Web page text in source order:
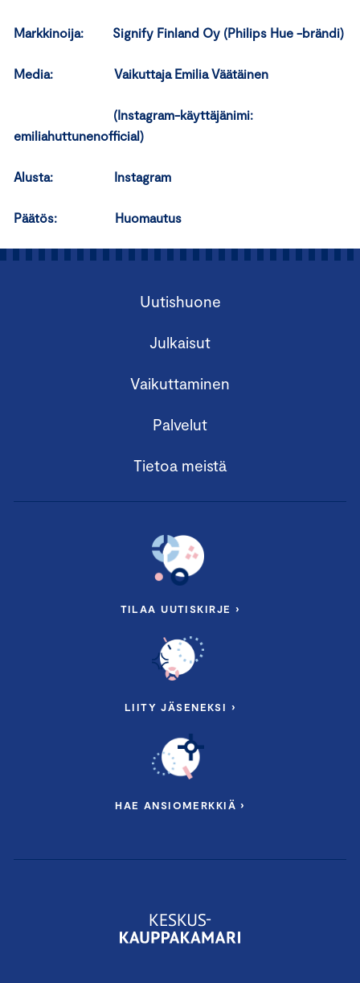
Markkinoija: Signify Finland Oy (Philips Hue -brändi)
Media: Vaikuttaja Emilia Väätäinen
(Instagram-käyttäjänimi:
emiliahuttunenofficial)
Alusta: Instagram
Päätös: Huomautus
Uutishuone
Julkaisut
Vaikuttaminen
Palvelut
Tietoa meistä
TILAA UUTISKIRJE ›
LIITY JÄSENEKSI ›
HAE ANSIOMERKKIÄ ›